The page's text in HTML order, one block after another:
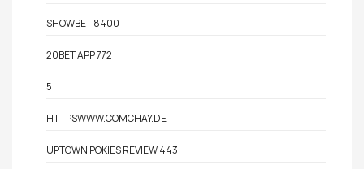
SHOWBET 8400
20BET APP 772
5
HTTPSWWW.COMCHAY.DE
UPTOWN POKIES REVIEW 443